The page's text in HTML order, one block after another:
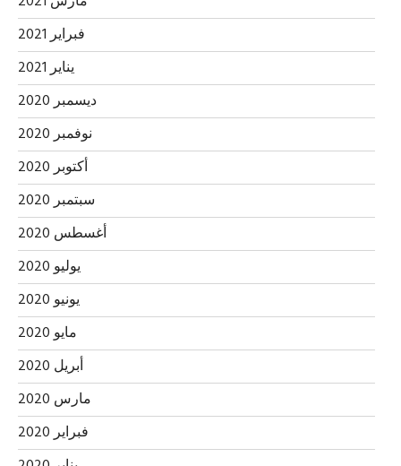
فبراير 2021
يناير 2021
ديسمبر 2020
نوفمبر 2020
أكتوبر 2020
سبتمبر 2020
أغسطس 2020
يوليو 2020
يونيو 2020
مايو 2020
أبريل 2020
مارس 2020
فبراير 2020